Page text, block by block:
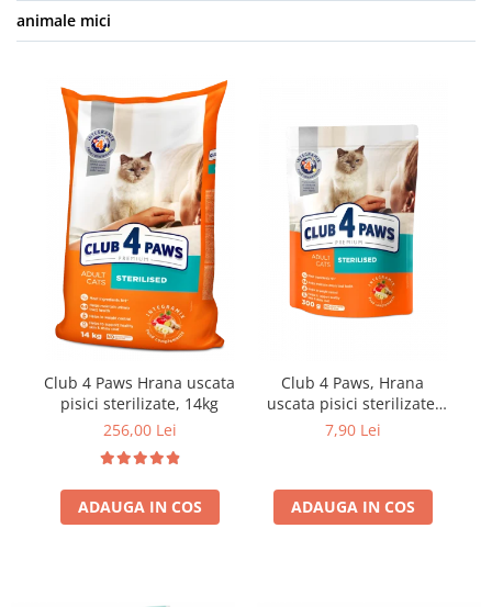
animale mici
Club 4 Paws Hrana uscata
pisici sterilizate, 14kg
256,00 Lei
ADAUGA IN COS
Club 4 Paws, Hrana
uscata pisici sterilizate,
300g
7,90 Lei
ADAUGA IN COS